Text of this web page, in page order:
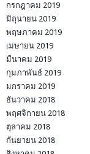
กรกฎาคม 2019
มิถุนายน 2019
พฤษภาคม 2019
เมษายน 2019
มีนาคม 2019
กุมภาพันธ์ 2019
มกราคม 2019
ธันวาคม 2018
พฤศจิกายน 2018
ตุลาคม 2018
กันยายน 2018